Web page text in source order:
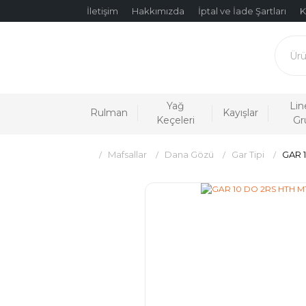
İletişim Hakkımızda İptal ve İade Şartları
Rulman
Yağ
Keçeleri
Kayışlar
Mafsallar Dana Gözü Gar Tipi GAR